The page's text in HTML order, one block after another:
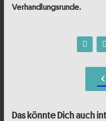
Verhandlungsrunde.
chevron_left
Das könnte Dich auch